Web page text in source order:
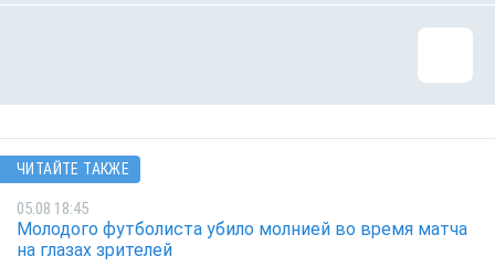
ЧИТАЙТЕ ТАКЖЕ
05.08 18:45
Молодого футболиста убило молнией во время матча
на глазах зрителей